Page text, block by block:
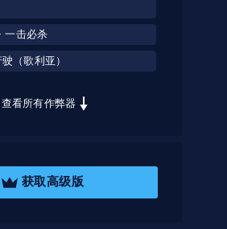
一击必杀
（歌利亚）
查看所有作弊器
获取高级版